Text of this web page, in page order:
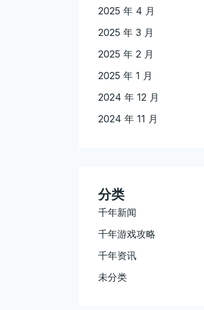
2025 年 4 月
2025 年 3 月
2025 年 2 月
2025 年 1 月
2024 年 12 月
2024 年 11 月
分类
千年新闻
千年游戏攻略
千年资讯
未分类